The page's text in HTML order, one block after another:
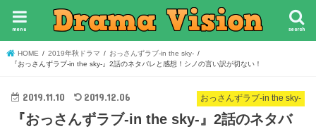
search
menu
HOME 2019年秋ドラマ
おっさんずラブ-in the sky-
『おっさんずラブ-in the sky-』2話のネタバレと感想！シノの言い訳が切ない！
おっさんずラブ-in the sky-
2019.11.10 2019.12.06
『おっさんずラブ-in the sky-』2話のネタバ